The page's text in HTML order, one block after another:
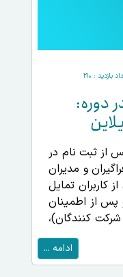
بازدید : ۲۱۰
دوره:
از ثبت نام در
و مدیران
کاربران تمایل
پس از اطمینان
کنندگان)،
با ارائه دو
شکل پوشش
ادامه ...